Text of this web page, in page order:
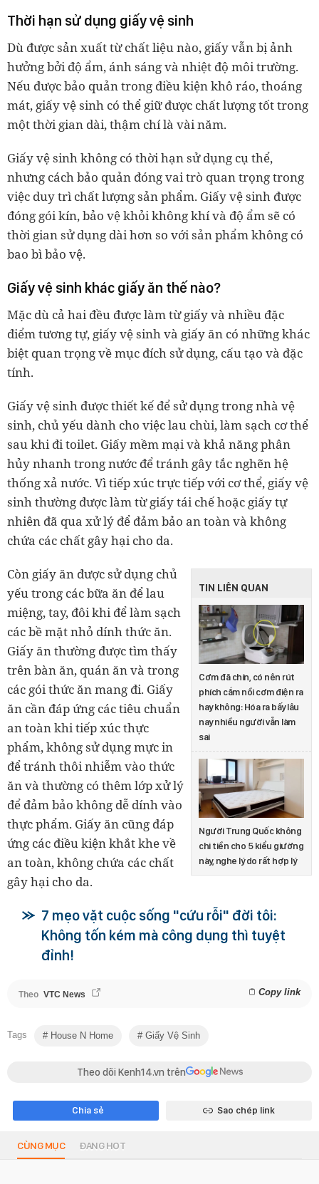
Thời hạn sử dụng giấy vệ sinh
Dù được sản xuất từ chất liệu nào, giấy vẫn bị ảnh
hưởng bởi độ ẩm, ánh sáng và nhiệt độ môi trường.
Nếu được bảo quản trong điều kiện khô ráo, thoáng
mát, giấy vệ sinh có thể giữ được chất lượng tốt trong
một thời gian dài, thậm chí là vài năm.
Giấy vệ sinh không có thời hạn sử dụng cụ thể,
nhưng cách bảo quản đóng vai trò quan trọng trong
việc duy trì chất lượng sản phẩm. Giấy vệ sinh được
đóng gói kín, bảo vệ khỏi không khí và độ ẩm sẽ có
thời gian sử dụng dài hơn so với sản phẩm không có
bao bì bảo vệ.
Giấy vệ sinh khác giấy ăn thế nào?
Mặc dù cả hai đều được làm từ giấy và nhiều đặc
điểm tương tự, giấy vệ sinh và giấy ăn có những khác
biệt quan trọng về mục đích sử dụng, cấu tạo và đặc
tính.
Giấy vệ sinh được thiết kế để sử dụng trong nhà vệ
sinh, chủ yếu dành cho việc lau chùi, làm sạch cơ thể
sau khi đi toilet. Giấy mềm mại và khả năng phân
hủy nhanh trong nước để tránh gây tắc nghẽn hệ
thống xả nước. Vì tiếp xúc trực tiếp với cơ thể, giấy vệ
sinh thường được làm từ giấy tái chế hoặc giấy tự
nhiên đã qua xử lý để đảm bảo an toàn và không
chứa các chất gây hại cho da.
TIN LIÊN QUAN
Cơm đã chín, có nên rút
phích cắm nồi cơm điện ra
hay không: Hóa ra bấy lâu
nay nhiều người vẫn làm
sai
Người Trung Quốc không
chi tiền cho 5 kiểu giường
này, nghe lý do rất hợp lý
Còn giấy ăn được sử dụng chủ
yếu trong các bữa ăn để lau
miệng, tay, đôi khi để làm sạch
các bề mặt nhỏ dính thức ăn.
Giấy ăn thường được tìm thấy
trên bàn ăn, quán ăn và trong
các gói thức ăn mang đi. Giấy
ăn cần đáp ứng các tiêu chuẩn
an toàn khi tiếp xúc thực
phẩm, không sử dụng mực in
để tránh thôi nhiễm vào thức
ăn và thường có thêm lớp xử lý
để đảm bảo không dễ dính vào
thực phẩm. Giấy ăn cũng đáp
ứng các điều kiện khắt khe về
an toàn, không chứa các chất
gây hại cho da.
7 mẹo vặt cuộc sống "cứu rỗi" đời tôi:
Không tốn kém mà công dụng thì tuyệt
đỉnh!
Theo VTC News Copy link
Tags House N Home Giấy Vệ Sinh
Theo dõi Kenh14.vn trên
Chia sẻ Sao chép link
CÙNG MỤC ĐANG HOT